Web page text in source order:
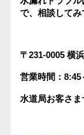
で、相談してみ
〒231-0005横
営業時間：8:45
水道局お客さま